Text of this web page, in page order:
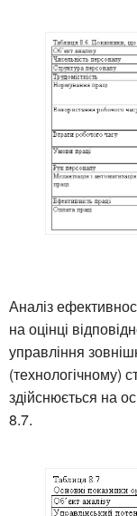
Аналіз
на оцінці
управління
(технологічному)
здійснюється на
8.7.